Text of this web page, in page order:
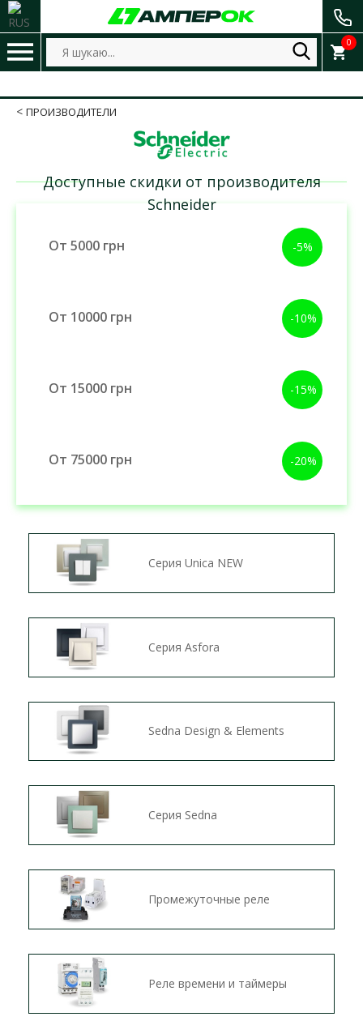
0
ПРОИЗВОДИТЕЛИ
Доступные скидки от производителя
Schneider
От 5000 грн -5%
От 10000 грн -10%
От 15000 грн -15%
От 75000 грн -20%
Серия Unica NEW
Серия Asfora
Sedna Design & Elements
Серия Sedna
Промежуточные реле
Реле времени и таймеры